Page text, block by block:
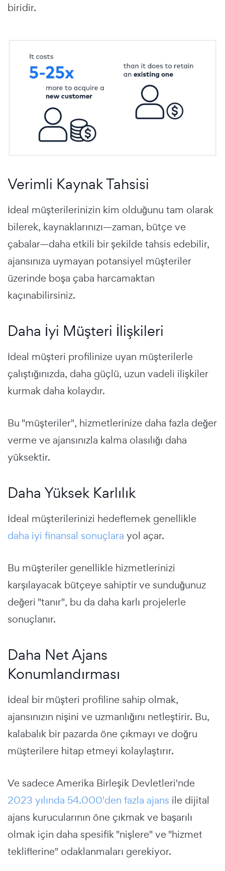
biridir.
Verimli Kaynak Tahsisi
İdeal müşterilerinizin kim olduğunu tam olarak
bilerek, kaynaklarınızı—zaman, bütçe ve
çabalar—daha etkili bir şekilde tahsis edebilir,
ajansınıza uymayan potansiyel müşteriler
üzerinde boşa çaba harcamaktan
kaçınabilirsiniz.
Daha İyi Müşteri İlişkileri
İdeal müşteri profilinize uyan müşterilerle
çalıştığınızda, daha güçlü, uzun vadeli ilişkiler
kurmak daha kolaydır.
Bu "müşteriler", hizmetlerinize daha fazla değer
verme ve ajansınızla kalma olasılığı daha
yüksektir.
Daha Yüksek Karlılık
İdeal müşterilerinizi hedeflemek genellikle
daha iyi finansal sonuçlara yol açar.
Bu müşteriler genellikle hizmetlerinizi
karşılayacak bütçeye sahiptir ve sunduğunuz
değeri "tanır", bu da daha karlı projelerle
sonuçlanır.
Daha Net Ajans
Konumlandırması
İdeal bir müşteri profiline sahip olmak,
ajansınızın nişini ve uzmanlığını netleştirir. Bu,
kalabalık bir pazarda öne çıkmayı ve doğru
müşterilere hitap etmeyi kolaylaştırır.
Ve sadece Amerika Birleşik Devletleri'nde
2023 yılında 54.000'den fazla ajans ile dijital
ajans kurucularının öne çıkmak ve başarılı
olmak için daha spesifik "nişlere" ve "hizmet
tekliflerine" odaklanmaları gerekiyor.